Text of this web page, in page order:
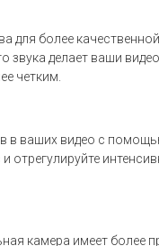
для более
звука делает ваши
четким.
в ваших видео с
камера имеет более